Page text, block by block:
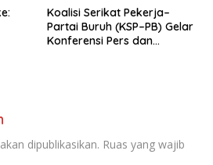
Koalisi Serikat Pekerja–
Partai Buruh (KSP–PB) Gelar
Konferensi Pers dan
dipublikasikan. Ruas yang wajib